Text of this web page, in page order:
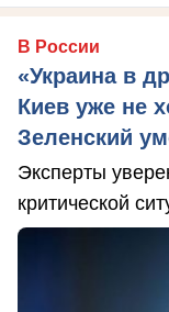
В России
«Украина в
Киев уже не
Зеленский
Эксперты
критической